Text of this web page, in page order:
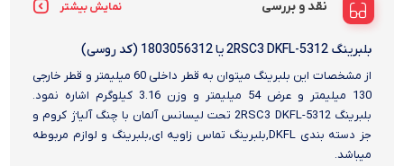
نقد و بررسی نمایش بیشتر
بلبرینگ 5312-2RSC3 DKFL یا 1803056312 (کد روسی)
از مشخصات این بلبرینگ میتوان به قطر داخلی 60 میلیمتر و قطر خارجی
130 میلیمتر و عرض 54 میلیمتر و وزن 3.16 کیلوگرم اشاره نمود.
بلبرینگ 5312-2RSC3 DKFL تحت لیسانس آلمان با چنگ آلیاژ کروم و
جز دسته بندی DKFL,بلبرینگ تماس زاویه ای,بلبرینگ و لوازم مربوطه
میباشد.